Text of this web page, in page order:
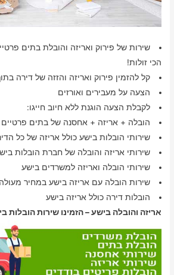
שירות של פירוק ואריזה והובלת בתים
הכי זולות!
קל להזמין פירוק ואריזה והזזה של דירה
הצעה על מעבירים ואורזים
לקבלת הצעה הוגנת ללא חיוב חייגו:
הובלה + אריזה + אחסנה של בתים פרטיים
שירותי הובלות בישע כולל אריזה של כל
שירותי אריזה והובלה של חברת הובלות
שירותי הובלה ואריזה למשרדים בישע
שירות הובלה עם אריזה בישע במחיר מעולה
הובלות דירה כולל אריזה בישע
אריזה והובלה בישע – הזמינו שירות הובלות